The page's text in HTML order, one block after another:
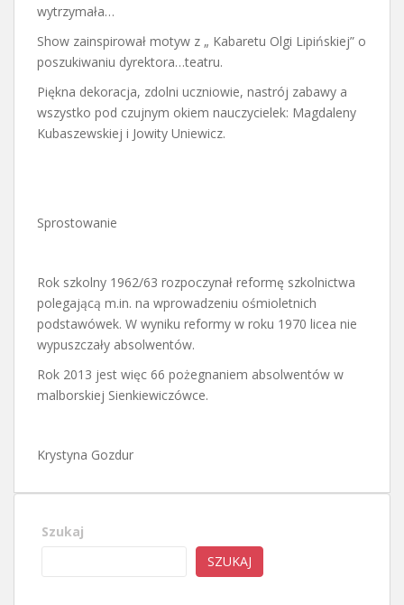
wytrzymała…
Show zainspirował motyw z „ Kabaretu Olgi Lipińskiej” o
poszukiwaniu dyrektora…teatru.
Piękna dekoracja, zdolni uczniowie, nastrój zabawy a
wszystko pod czujnym okiem nauczycielek: Magdaleny
Kubaszewskiej i Jowity Uniewicz.
Sprostowanie
Rok szkolny 1962/63 rozpoczynał reformę szkolnictwa
polegającą m.in. na wprowadzeniu ośmioletnich
podstawówek. W wyniku reformy w roku 1970 licea nie
wypuszczały absolwentów.
Rok 2013 jest więc 66 pożegnaniem absolwentów w
malborskiej Sienkiewiczówce.
Krystyna Gozdur
Szukaj
SZUKAJ